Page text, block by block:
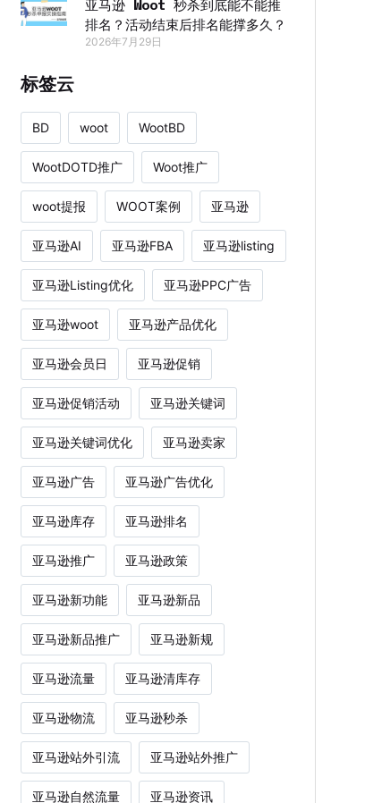
亚马逊 Woot 秒杀到底能不能推
排名？活动结束后排名能撑多久？
2026年7月29日
标签云
BD woot WootBD
WootDOTD推广 Woot推广
woot提报 WOOT案例 亚马逊
亚马逊AI 亚马逊FBA 亚马逊listing
亚马逊Listing优化 亚马逊PPC广告
亚马逊woot 亚马逊产品优化
亚马逊会员日 亚马逊促销
亚马逊促销活动 亚马逊关键词
亚马逊关键词优化 亚马逊卖家
亚马逊广告 亚马逊广告优化
亚马逊库存 亚马逊排名
亚马逊推广 亚马逊政策
亚马逊新功能 亚马逊新品
亚马逊新品推广 亚马逊新规
亚马逊流量 亚马逊清库存
亚马逊物流 亚马逊秒杀
亚马逊站外引流 亚马逊站外推广
亚马逊自然流量 亚马逊资讯